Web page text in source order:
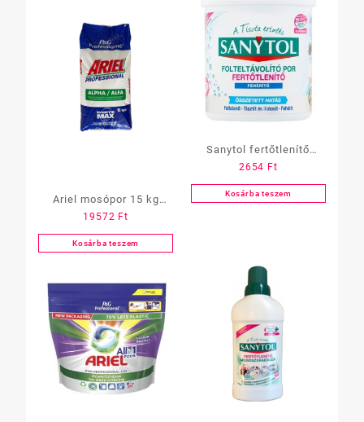
Ariel mosópor 15 kg
Professional Alfa White
Max
19572 Ft
Kosárba teszem
Sanytol fertőtlenítő
folteltávolító, FEHÉR, 450
gramm
2654 Ft
Kosárba teszem